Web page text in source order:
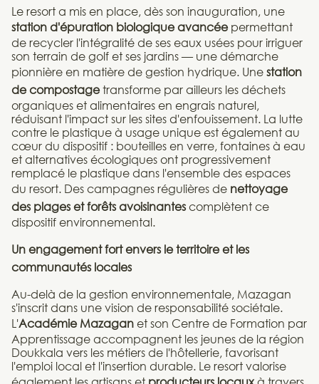
Le resort a mis en place, dès son inauguration, une
station d'épuration biologique avancéepermettant
de recycler l'intégralité de ses eaux usées pour irriguer
son terrain de golf et ses jardins — une démarche
pionnière en matière de gestion hydrique. Unestation
de compostagetransforme par ailleurs les déchets
organiques et alimentaires en engrais naturel,
réduisant l'impact sur les sites d'enfouissement. La lutte
contre le plastique à usage unique est également au
cœur du dispositif : bouteilles en verre, fontaines à eau
et alternatives écologiques ont progressivement
remplacé le plastique dans l'ensemble des espaces
du resort. Des campagnes régulières de nettoyage
des plages et forêts avoisinantescomplètent ce
dispositif environnemental.
Un engagement fort envers le territoire et les
communautés locales
Au-delà de la gestion environnementale, Mazagan
s'inscrit dans une vision de responsabilité sociétale.
L'Académie Mazaganet son Centre de Formation par
Apprentissage accompagnent les jeunes de la région
Doukkala vers les métiers de l'hôtellerie, favorisant
l'emploi local et l'insertion durable. Le resort valorise